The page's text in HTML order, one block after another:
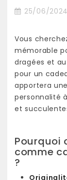
25/06/2024
Vous
mémorable
dragées et
pour un
apportera
personnalité
et
Pourquoi
comme
?